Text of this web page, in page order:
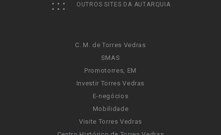
OUTROS SITES DA AUTARQUIA
C. M. de Torres Vedras
SMAS
Promotorres, EM
Investir Torres Vedras
E-negócios
Mobilidade
Visite Torres Vedras